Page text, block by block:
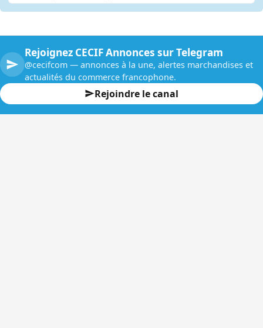
Rejoignez CECIF Annonces sur Telegram
@cecifcom — annonces à la une, alertes marchandises et
actualités du commerce francophone.
Rejoindre le canal